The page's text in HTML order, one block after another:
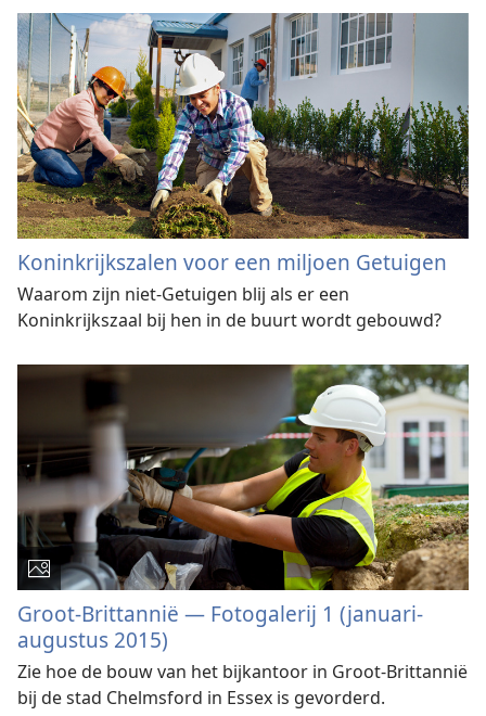
Koninkrijkszalen voor een miljoen Getuigen
Waarom zijn niet-Getuigen blij als er een
Koninkrijkszaal bij hen in de buurt wordt gebouwd?
Groot-Brittannië — Fotogalerij 1 (januari-
augustus 2015)
Zie hoe de bouw van het bijkantoor in Groot-Brittannië
bij de stad Chelmsford in Essex is gevorderd.